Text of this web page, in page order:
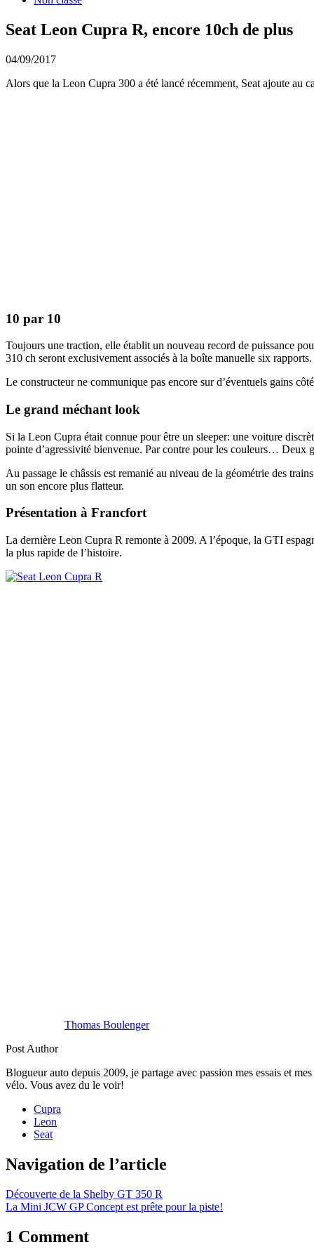
Seat Leon Cupra R, encore 10ch de plus
04/09/2017
Alors que la Leon Cupra 300 a été lancé récemment, Seat ajoute au
10 par 10
Toujours une traction, elle établit un nouveau record de puissance
310 ch seront exclusivement associés à la boîte manuelle six rapports.
Le constructeur ne communique pas encore sur d’éventuels gains
Le grand méchant look
Si la Leon Cupra était connue pour être un sleeper: une voiture
pointe d’agressivité bienvenue. Par contre pour les couleurs… Deux
Au passage le châssis est remanié au niveau de la géométrie des
un son encore plus flatteur.
Présentation à Francfort
La dernière Leon Cupra R remonte à 2009. A l’époque, la GTI
la plus rapide de l’histoire.
Thomas Boulenger
Post Author
Blogueur auto depuis 2009, je partage avec passion mes essais et
vélo. Vous avez du le voir!
Cupra
Leon
Seat
Navigation de l’article
Découverte de la Shelby GT 350 R
La Mini JCW GP Concept est prête pour la piste!
1 Comment